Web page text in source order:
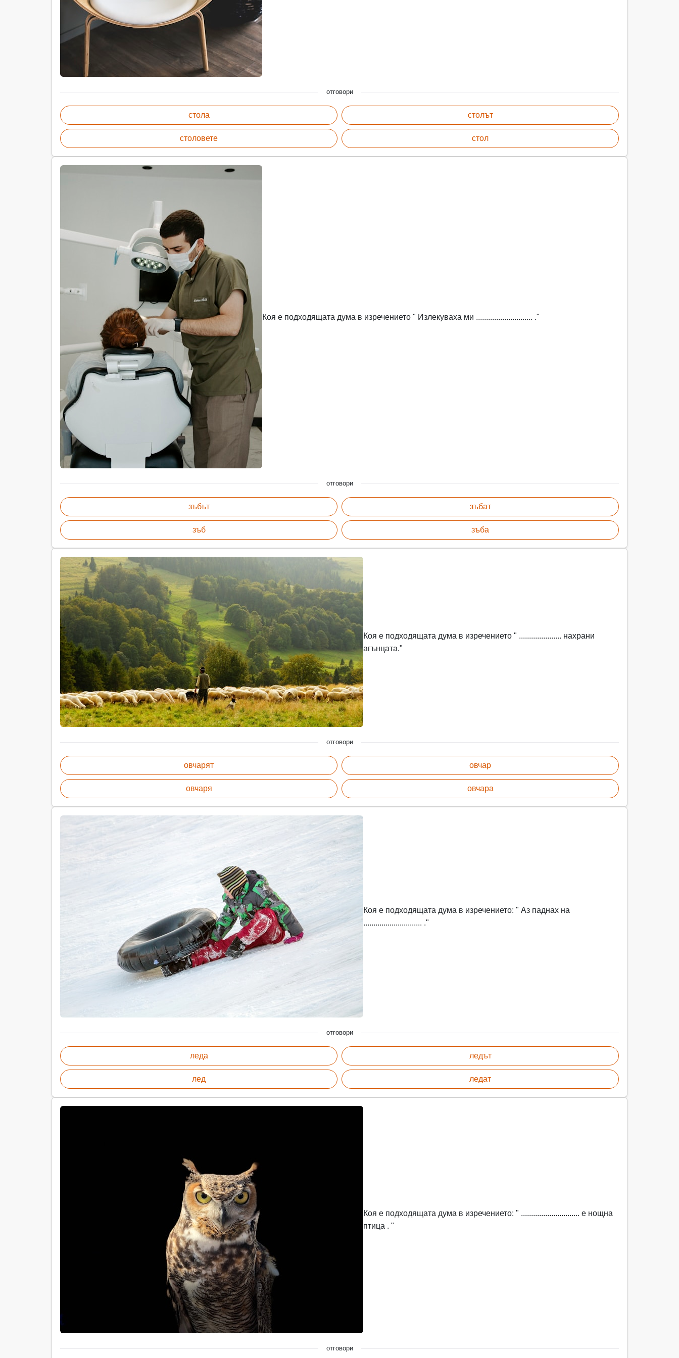
отговори
стола
столовете
столът
стол
Коя е подходящата дума в изречението " Излекуваха ми ............................ ."
отговори
зъбът
зъб
зъбат
зъба
Коя е подходящата дума в изречението " ..................... нахрани
агънцата."
отговори
овчарят
овчаря
овчар
овчара
Коя е подходящата дума в изречението: " Аз паднах на
............................. ."
отговори
леда
лед
ледът
ледат
Коя е подходящата дума в изречението: " ............................. е нощна
птица . "
отговори